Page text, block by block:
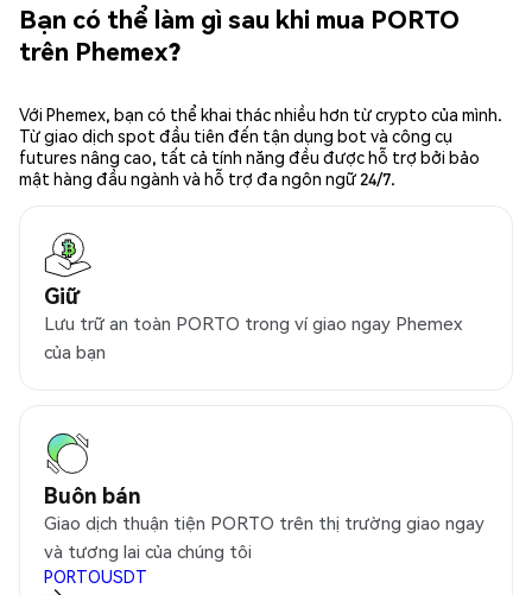
Bạn có thể làm gì sau khi mua PORTO
trên Phemex?
Với Phemex, bạn có thể khai thác nhiều hơn từ crypto của mình.
Từ giao dịch spot đầu tiên đến tận dụng bot và công cụ
futures nâng cao, tất cả tính năng đều được hỗ trợ bởi bảo
mật hàng đầu ngành và hỗ trợ đa ngôn ngữ 24/7.
Giữ
Lưu trữ an toàn PORTO trong ví giao ngay Phemex
của bạn
Buôn bán
Giao dịch thuận tiện PORTO trên thị trường giao ngay
và tương lai của chúng tôi
PORTOUSDT